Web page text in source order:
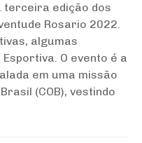
terceira edição dos
Rosario 2022.
algumas
O evento é a
em uma missão
(COB), vestindo